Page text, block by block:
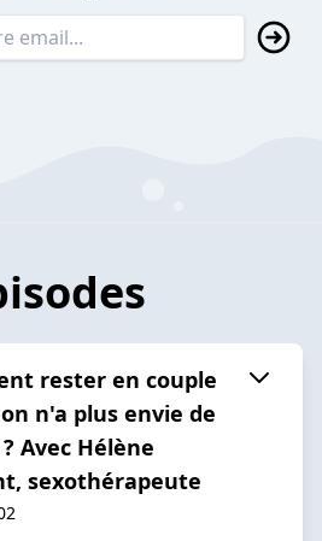
rester en couple
n'a plus envie de
Avec Hélène
sexothérapeute